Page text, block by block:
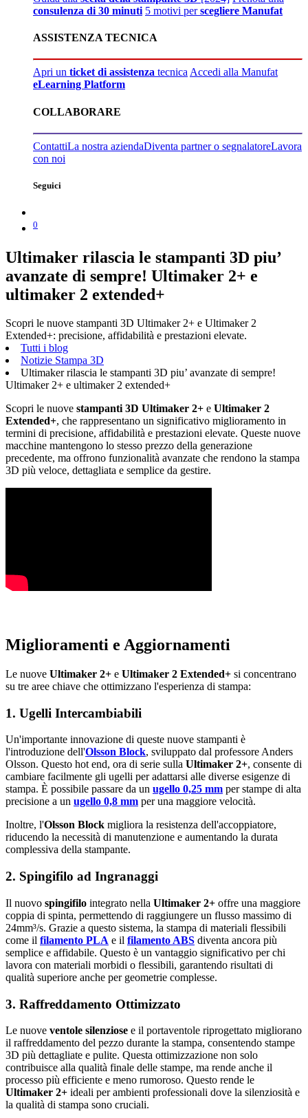
consulenza di 30 minuti 5 motivi perscegliere Manufat
ASSISTENZA TECNICA
Apri un ticket di assistenza tecnicaAccedi alla Manufat
eLearning Platform
COLLABORARE
ContattiLa nostra aziendaDiventa partner o segnalatoreLavora
con noi
Seguici
0
Ultimaker rilascia le stampanti 3D piu’
avanzate di sempre! Ultimaker 2+ e
ultimaker 2 extended+
Scopri le nuove stampanti 3D Ultimaker 2+ e Ultimaker 2
Extended+: precisione, affidabilità e prestazioni elevate.
Tutti i blog
Notizie Stampa 3D
Ultimaker rilascia le stampanti 3D piu’ avanzate di sempre!
Ultimaker 2+ e ultimaker 2 extended+
Scopri le nuove stampanti 3D Ultimaker 2+ e Ultimaker 2
Extended+, che rappresentano un significativo miglioramento in
termini di precisione, affidabilità e prestazioni elevate. Queste nuove
macchine mantengono lo stesso prezzo della generazione
precedente, ma offrono funzionalità avanzate che rendono la stampa
3D più veloce, dettagliata e semplice da gestire.
Miglioramenti e Aggiornamenti
Le nuove Ultimaker 2+ e Ultimaker 2 Extended+ si concentrano
su tre aree chiave che ottimizzano l'esperienza di stampa:
1. Ugelli Intercambiabili
Un'importante innovazione di queste nuove stampanti è
l'introduzione dell'Olsson Block, sviluppato dal professore Anders
Olsson. Questo hot end, ora di serie sulla Ultimaker 2+, consente di
cambiare facilmente gli ugelli per adattarsi alle diverse esigenze di
stampa. È possibile passare da un ugello 0,25 mm per stampe di alta
precisione a un ugello 0,8 mm per una maggiore velocità.
Inoltre, l'Olsson Block migliora la resistenza dell'accoppiatore,
riducendo la necessità di manutenzione e aumentando la durata
complessiva della stampante.
2. Spingifilo ad Ingranaggi
Il nuovo spingifilo integrato nella Ultimaker 2+ offre una maggiore
coppia di spinta, permettendo di raggiungere un flusso massimo di
24mm³/s. Grazie a questo sistema, la stampa di materiali flessibili
come il filamento PLA e il filamento ABS diventa ancora più
semplice e affidabile. Questo è un vantaggio significativo per chi
lavora con materiali morbidi o flessibili, garantendo risultati di
qualità superiore anche per geometrie complesse.
3. Raffreddamento Ottimizzato
Le nuove ventole silenziose e il portaventole riprogettato migliorano
il raffreddamento del pezzo durante la stampa, consentendo stampe
3D più dettagliate e pulite. Questa ottimizzazione non solo
contribuisce alla qualità finale delle stampe, ma rende anche il
processo più efficiente e meno rumoroso. Questo rende le
Ultimaker 2+ ideali per ambienti professionali dove la silenziosità e
la qualità di stampa sono cruciali.